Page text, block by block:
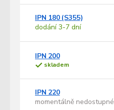
IPN 180 (S355)
dodání 3-7 dní
IPN 200
skladem
IPN 220
momentálně nedostupné